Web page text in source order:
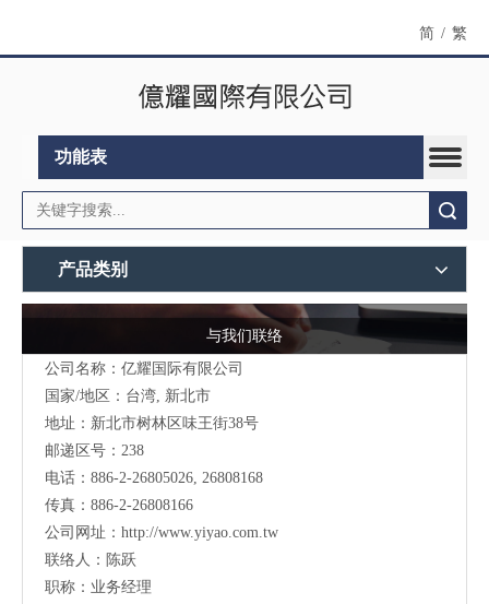
简 / 繁
功能表
产品类别
与我们联络
公司名称：亿耀国际有限公司
国家/地区：台湾, 新北市
地址：新北市树林区味王街38号
邮递区号：238
电话：886-2-26805026, 26808168
传真：886-2-26808166
公司网址： http://www.yiyao.com.tw
联络人：陈跃
职称：业务经理